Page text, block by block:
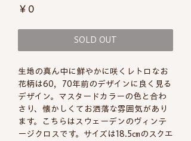
￥0価
SOLD OUT
生地の真ん中に鮮やかに咲くレトロなお
花柄は60，70年前のデザインに良く見る
デザイン。マスタードカラーの色と合わ
さり、懐かしくてお洒落な雰囲気があり
ます。こちらはスウェーデンのヴィンテ
ージクロスです。サイズは18.5㎝のスクエ